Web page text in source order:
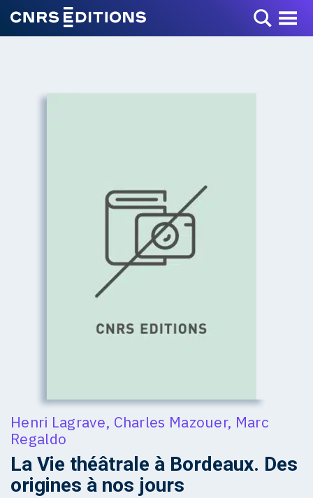
Toggle Menu
Henri Lagrave, Charles Mazouer, Marc
Regaldo
La Vie théâtrale à Bordeaux. Des
origines à nos jours